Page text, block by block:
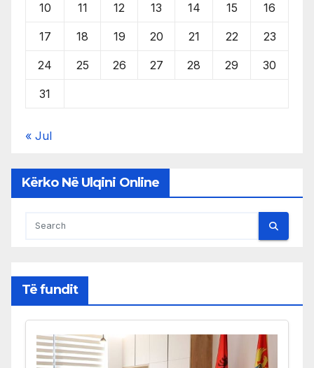
10 11 12 13 14 15 16
17 18 19 20 21 22 23
24 25 26 27 28 29 30
31
« Jul
Kërko Në Ulqini Online
Të fundit